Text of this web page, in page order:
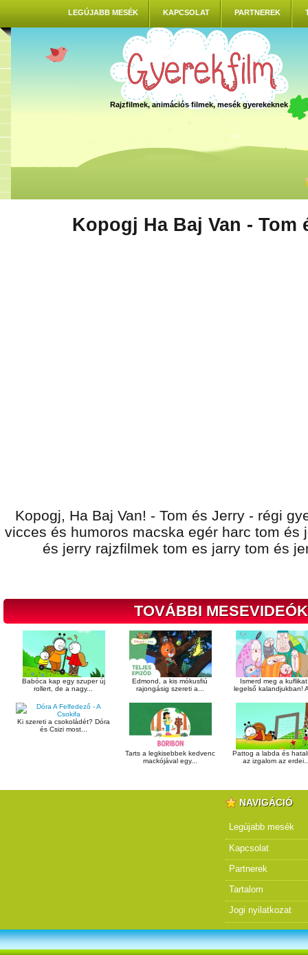
LEGÚJABB MESÉK KAPCSOLAT PARTNEREK
Rajzfilmek, animációs filmek, mesék gyerekeknek
Kopogj Ha Baj Van - Tom
Kopogj, Ha Baj Van! - Tom és Jerry - régi
vicces és humoros macska egér harc tom és
és jerry rajzfilmek tom es jarry tom és
TOVÁBBI
Babóca kap egy szuper új
rollert, de a nagy...
Edmond, a kis mókusfiú
rajongásig szereti a...
Ismerd meg a
legelső kalandjukban!
Ki szereti a csokoládét? Dóra
és Csizi most...
Tarts a legkisebbek kedvenc
mackójával egy...
Pattog a labda és
az izgalom az
NAVIGÁCIÓ
Legújabb mesék
Kapcsolat
Partnerek
Tartalom
Jogi nyilatkozat